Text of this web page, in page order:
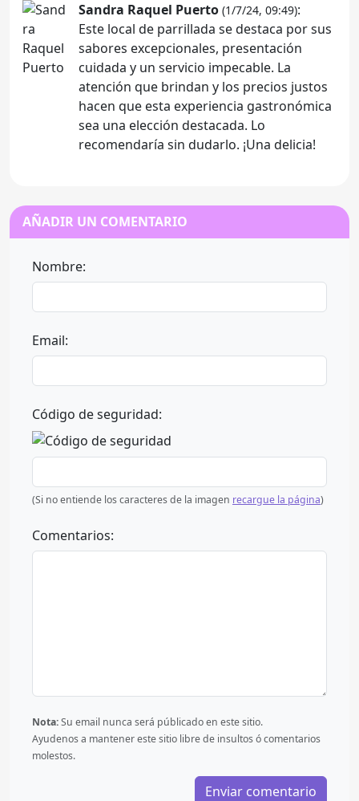
Sandra Raquel Puerto (1/7/24, 09:49):
Este local de parrillada se destaca por sus
sabores excepcionales, presentación
cuidada y un servicio impecable. La
atención que brindan y los precios justos
hacen que esta experiencia gastronómica
sea una elección destacada. Lo
recomendaría sin dudarlo. ¡Una delicia!
AÑADIR UN COMENTARIO
Nombre:
Email:
Código de seguridad:
(Si no entiende los caracteres de la imagen recargue la página)
Comentarios:
Nota:Su email nunca será públicado en este sitio.
Ayudenos a mantener este sitio libre de insultos ó comentarios
molestos.